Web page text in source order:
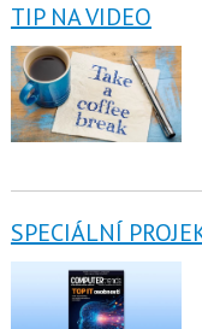
TIP NA VIDEO
SPECIÁLNÍ